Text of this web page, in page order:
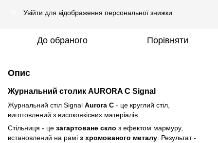
Увійти для відображення персональної знижки
До обраного Порівняти
Опис
Журнальний столик AURORA C Signal
Журнальний стіл Signal Aurora C - це круглий стіл,
виготовлений з високоякісних матеріалів.
Стільниця - це загартоване скло з ефектом мармуру,
встановлений на рамі з хромованого металу . Результат -